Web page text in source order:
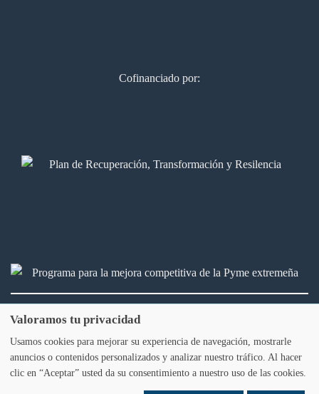
Cofinanciado por:
2026 © Bálamo Legal & fiscal. Todos los derechos reservados
Aviso legal Política de privacidad Política de Cookies
Valoramos tu privacidad
Usamos cookies para mejorar su experiencia de navegación, mostrarle
anuncios o contenidos personalizados y analizar nuestro tráfico. Al hacer
clic en “Aceptar” usted da su consentimiento a nuestro uso de las cookies.